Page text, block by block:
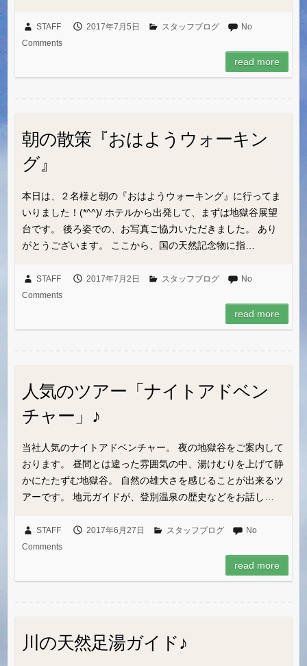
STAFF 2017年7月5日 スタッフブログ
No
Comments
read more
朝の散策『おはようウォーキン
グ』
本日は、２名様と朝の『おはようウォーキング』に行ってま
いりました！(*^^)/ ホテルから出発して、まずは地獄谷展望
台です。 後ろ姿での、お写真ご協力いただきました。 あり
がとうございます。 ここから、国の天然記念物に指…
STAFF 2017年7月2日 スタッフブログ
No
Comments
read more
人気のツアー「ナイトアドベン
チャー」♪
当社人気のナイトアドベンチャー。 夜の地獄谷をご案内して
おります。 昼間とは違った雰囲気の中、湯けむりを上げて静
かにたたずむ地獄谷。 自然の雄大さを感じることが出来るツ
アーです。 地元ガイドが、登別温泉の歴史などをお話し…
STAFF 2017年6月27日 スタッフブログ
No
Comments
read more
川の天然足湯ガイド♪